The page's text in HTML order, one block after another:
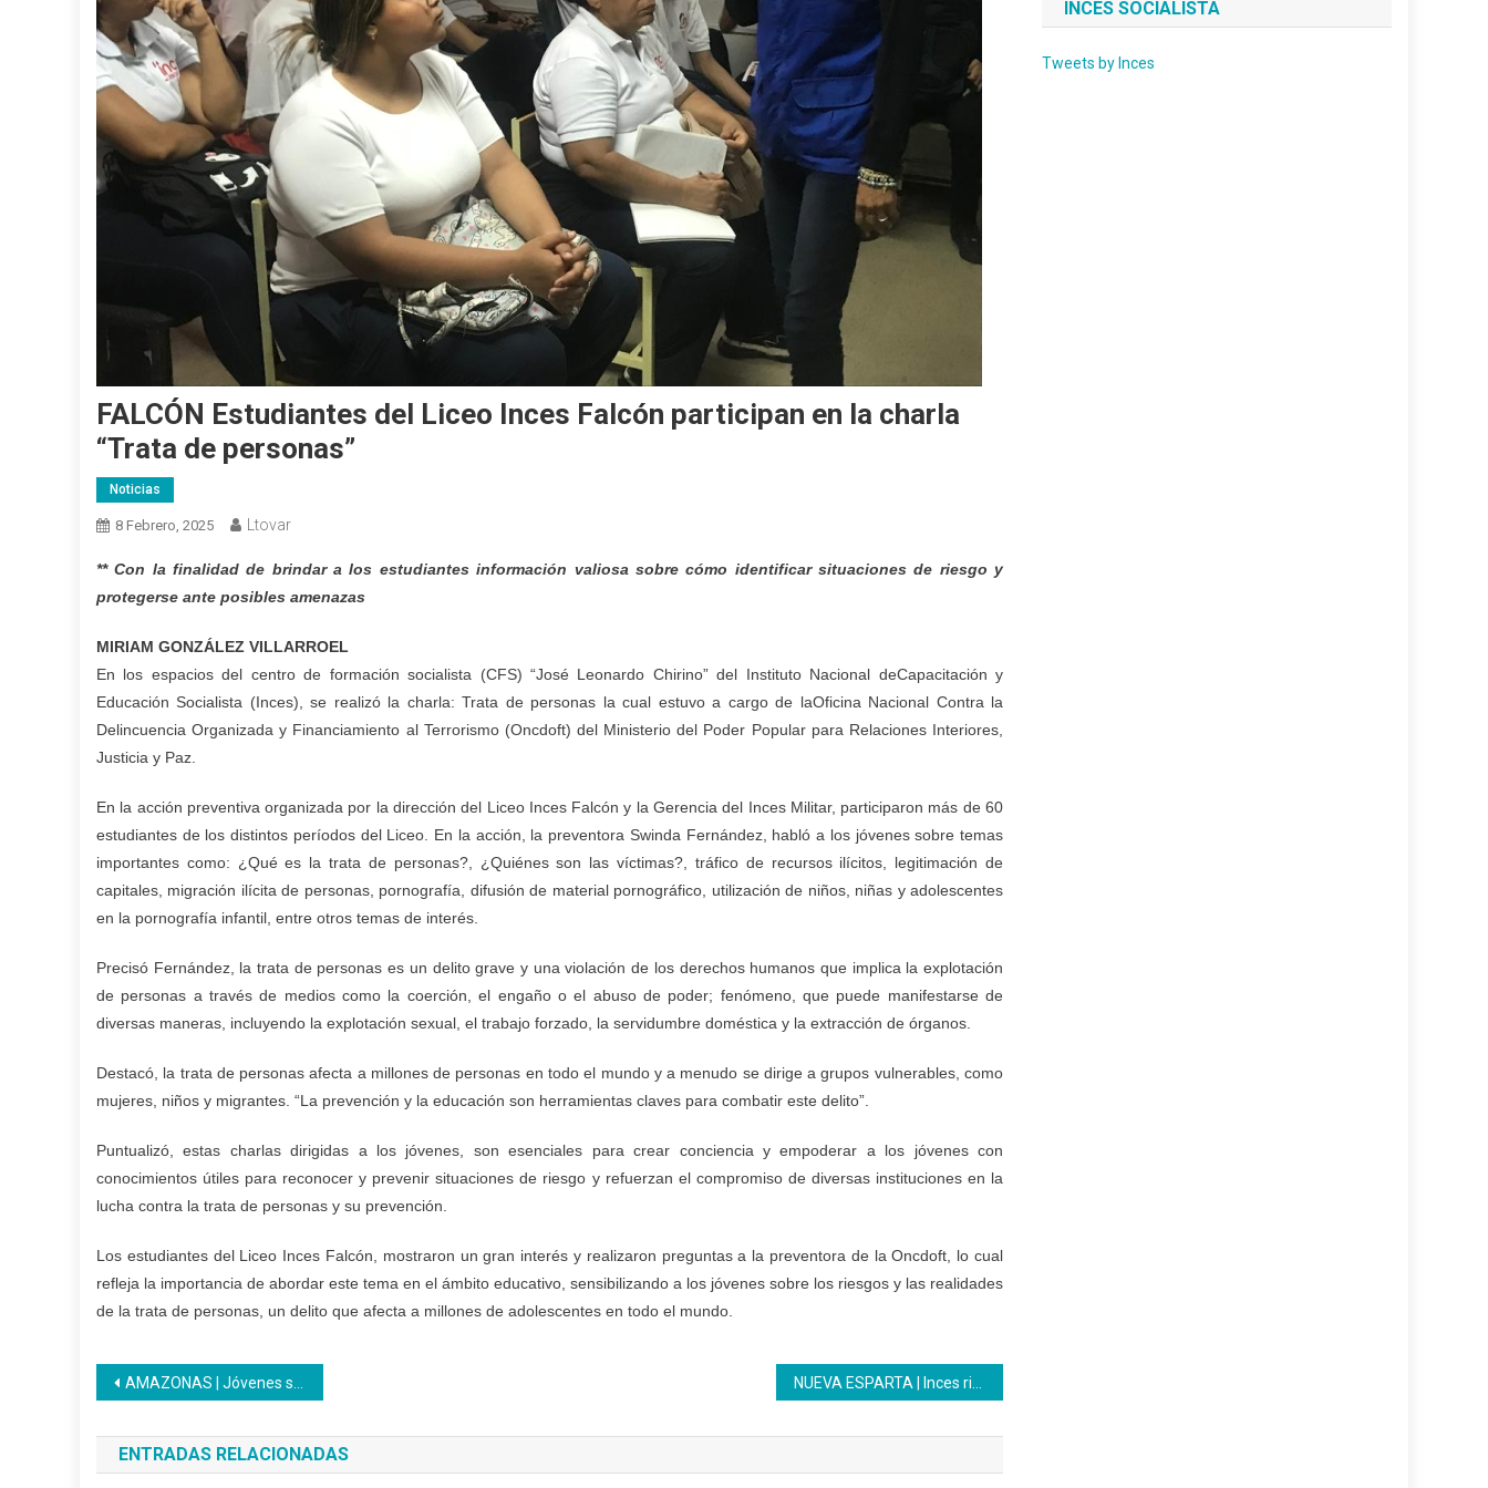
FALCÓN Estudiantes del Liceo Inces Falcón participan en la charla
“Trata de personas”
Noticias
8 Febrero, 2025 Ltovar
** Con la finalidad de brindar a los estudiantes información valiosa sobre cómo identificar situacionesde riesgo y
protegerse ante posibles amenazas
MIRIAM GONZÁLEZ VILLARROEL
En los espacios del centro de formación socialista (CFS) “José Leonardo Chirino” del Instituto Nacional deCapacitación y
Educación Socialista (Inces), se realizó la charla: Trata de personas la cual estuvo a cargo de laOficina Nacional Contra la
Delincuencia Organizada y Financiamiento al Terrorismo (Oncdoft) del Ministeriodel Poder Popular para Relaciones Interiores,
Justicia y Paz.
En la acción preventiva organizada por la dirección del Liceo Inces Falcón y la Gerencia del Inces Militar, participaron más de 60
estudiantes de los distintos períodos del Liceo. En la acción, la preventora Swinda Fernández, habló a los jóvenes sobre temas
importantes como: ¿Qué es la trata de personas?, ¿Quiénes son lasvíctimas?, tráfico de recursos ilícitos, legitimación de
capitales, migración ilícita de personas, pornografía, difusión de material pornográfico, utilización de niños, niñas y adolescentes
en la pornografía infantil, entre otros temas de interés.
Precisó Fernández, la trata de personas es un delito grave y una violación de los derechos humanos que implica la explotación
de personas a través de medios como la coerción, el engaño o el abuso de poder; fenómeno, que puede manifestarse de
diversas maneras, incluyendo la explotación sexual, el trabajo forzado, la servidumbre doméstica y la extracción de órganos.
Destacó, la trata de personas afecta a millones de personas en todo el mundo y a menudo se dirige a grupos vulnerables, como
mujeres, niños y migrantes. “La prevención y la educación son herramientas claves para combatir este delito”.
Puntualizó, estas charlas dirigidas a los jóvenes, son esenciales para crear conciencia y empoderar a los jóvenes con
conocimientos útiles para reconocer y prevenir situaciones de riesgo y refuerzan el compromiso de diversas instituciones en la
lucha contra la trata de personas y su prevención.
Los estudiantes del Liceo Inces Falcón, mostraron un gran interés y realizaron preguntas a la preventora de laOncdoft, lo cual
refleja la importancia de abordar este tema en el ámbito educativo, sensibilizando a los jóvenes sobre los riesgos y las realidades
de la trata de personas, un delito que afecta a millones de adolescentes en todo el mundo.
Navegación
de
entradas
AMAZONAS | Jóvenes se incorporan al Programa Nacional de Aprendizaje
ENTRADAS RELACIONADAS
INCES SOCIALISTA
Tweets by Inces